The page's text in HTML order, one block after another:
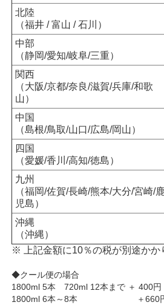
北陸
（福井 / 富山 / 石川）
中部
（静岡/愛知/岐阜/三重）
関西
（大阪/京都/奈良/滋賀/兵庫/和歌
山）
中国
（島根/鳥取/山口/広島/岡山）
四国
（愛媛/香川/高知/徳島）
九州
（福岡/佐賀/長崎/熊本/大分/宮崎/
児島）
沖縄
（沖縄）
※ 上記金額に10％の税が別途かか
◆クール便の場合
1800ml 5本 720ml 12本まで ＋ 400円
1800ml 6本～8本 ＋660円（